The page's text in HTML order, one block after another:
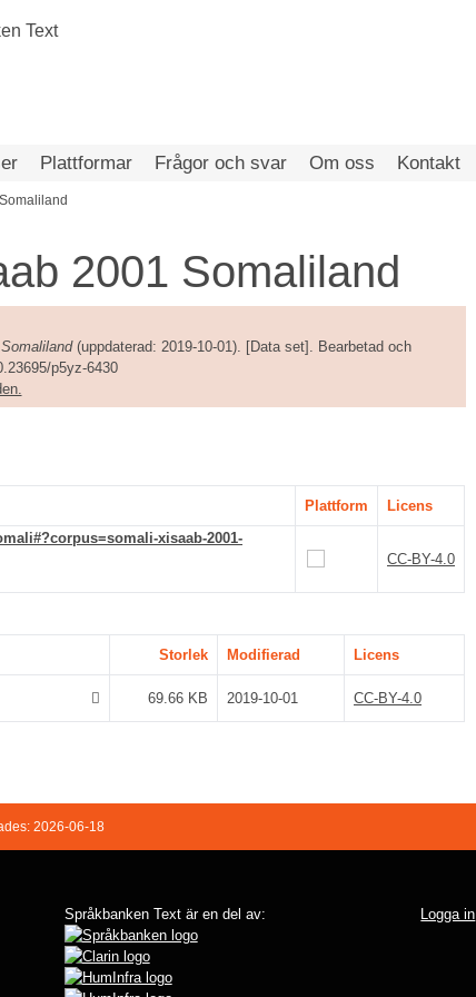
Plattformar Frågor och svar Om oss Kontakt
2001 Somaliland
(uppdaterad: 2019-10-01). [Data set]. Bearbetad och
p5yz-6430
Plattform
Licens
xisaab-2001-
CC-BY-4.0
Storlek Modifierad
Licens
69.66 KB 2019-10-01 CC-BY-4.0
2026-06-18
Språkbanken Text är en del av: Logga in